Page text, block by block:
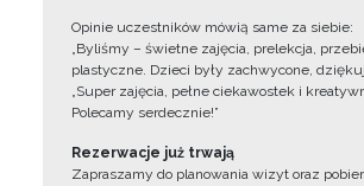
Opinie uczestników mówią same za siebie:
„Byliśmy – świetne zajęcia, prelekcja,
plastyczne. Dzieci były zachwycone,
„Super zajęcia, pełne ciekawostek i
Polecamy serdecznie!”
Rezerwacje już trwają
Zapraszamy do planowania wizyt oraz